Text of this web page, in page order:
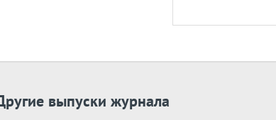
выпуски журнала